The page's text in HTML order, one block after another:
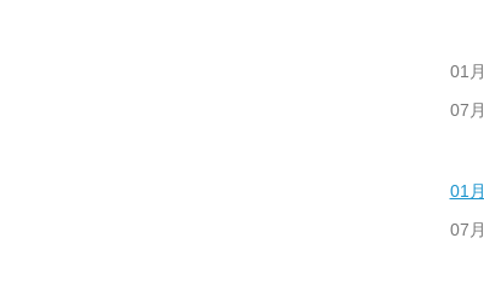
01月
07月
01月
07月